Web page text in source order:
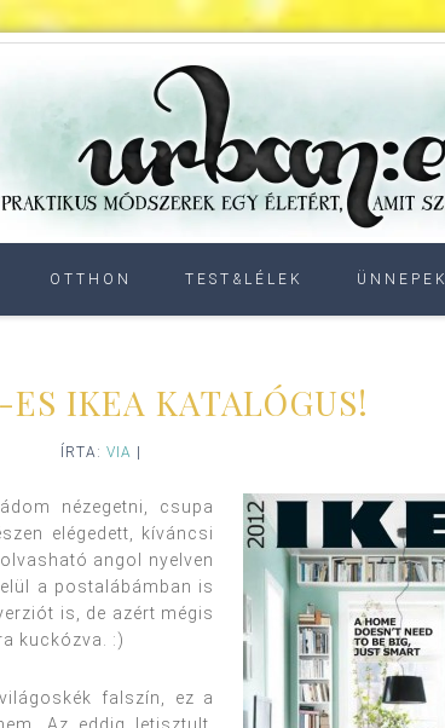
OTTHON TEST&LÉLEK ÜNNEPEK
IKEA KATALÓGUS!
ÍRTA:VIA
nézegetni, csupa
elégedett, kíváncsi
angol nyelven
a postalábámban is
is, de azért mégis
kuckózva. :)
falszín, ez a